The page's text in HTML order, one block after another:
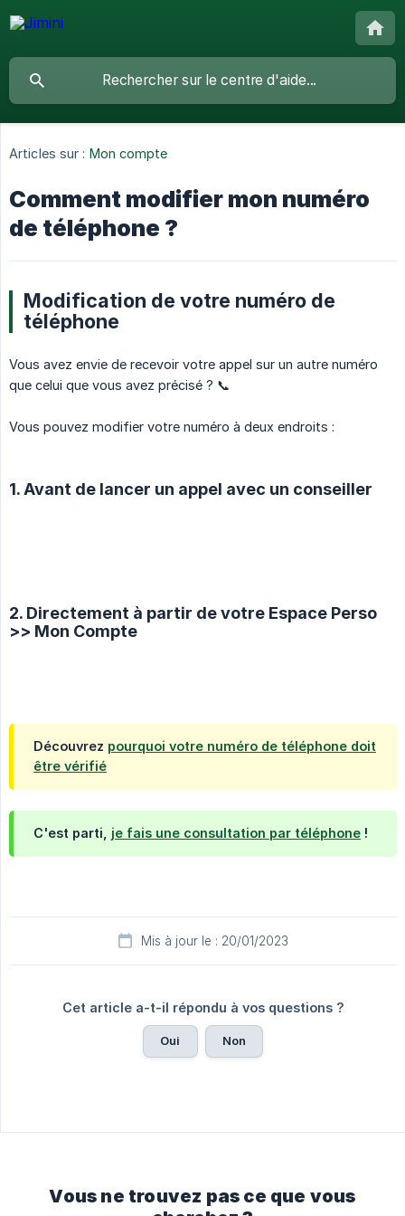
Articles sur : Mon compte
Comment modifier mon numéro
de téléphone ?
Modification de votre numéro de
téléphone
Vous avez envie de recevoir votre appel sur un autre numéro
que celui que vous avez précisé ? 📞
Vous pouvez modifier votre numéro à deux endroits :
1. Avant de lancer un appel avec un conseiller
2. Directement à partir de votre Espace Perso
>> Mon Compte
Découvrez pourquoi votre numéro de téléphone doit
être vérifié
C'est parti, je fais une consultation par téléphone !
Mis à jour le : 20/01/2023
Cet article a-t-il répondu à vos questions ?
Oui Non
Vous ne trouvez pas ce que vous